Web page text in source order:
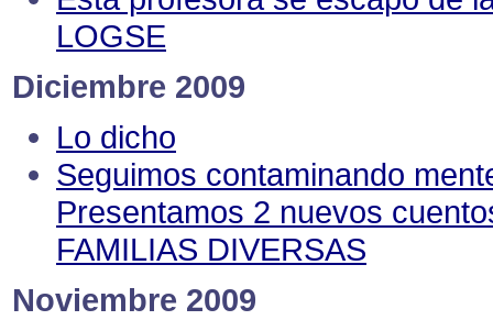
LOGSE
Diciembre 2009
Lo dicho
Seguimos contaminando
Presentamos 2 nuevos
FAMILIAS DIVERSAS
Noviembre 2009